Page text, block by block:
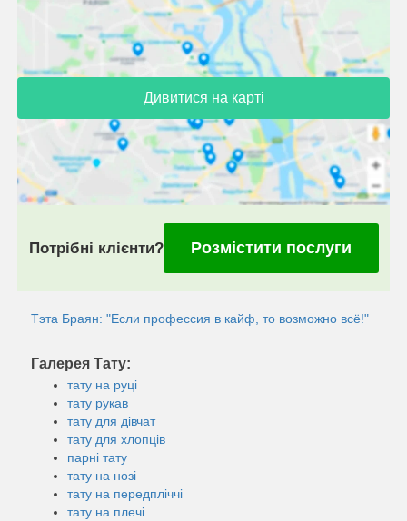
Дивитися на карті
Потрібні клієнти? Розмістити послуги
Тэта Браян: "Если профессия в кайф, то возможно всё!"
Галерея Тату:
тату на руці
тату рукав
тату для дівчат
тату для хлопців
парні тату
тату на нозі
тату на передпліччі
тату на плечі